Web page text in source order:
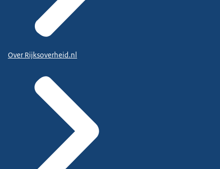
Over Rijksoverheid.nl